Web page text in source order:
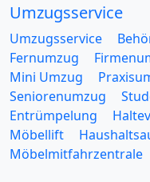
Umzugsservice
Umzugsservice
Fernumzug
Mini Umzug
Seniorenumzug
Entrümpelung
Möbellift
Möbelmitfahrzentrale